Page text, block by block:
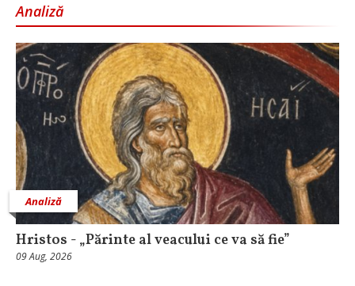
Analiză
Analiză
Hristos - „Părinte al veacului ce va să fie”
09 Aug, 2026